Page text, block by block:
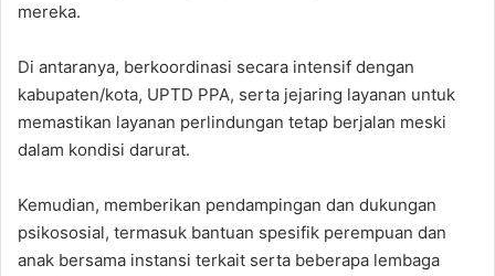
mereka.
Di antaranya, berkoordinasi secara intensif dengan
kabupaten/kota, UPTD PPA, serta jejaring layanan untuk
memastikan layanan perlindungan tetap berjalan meski
dalam kondisi darurat.
Kemudian, memberikan pendampingan dan dukungan
psikososial, termasuk bantuan spesifik perempuan dan
anak bersama instansi terkait serta beberapa lembaga